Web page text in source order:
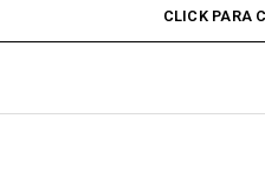
CLICK PARA